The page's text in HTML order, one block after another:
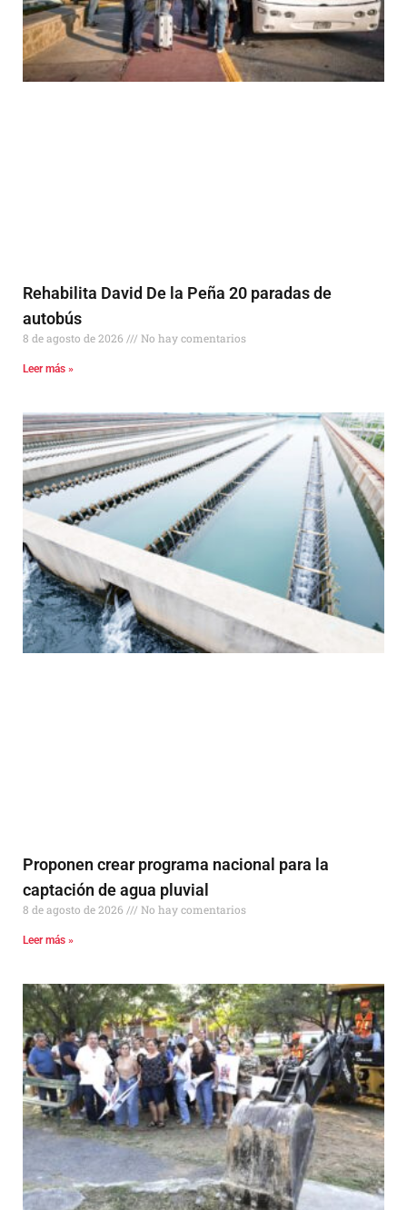
Rehabilita David De la Peña 20 paradas de
autobús
8 de agosto de 2026 No hay comentarios
Leer más »
Proponen crear programa nacional para la
captación de agua pluvial
8 de agosto de 2026 No hay comentarios
Leer más »